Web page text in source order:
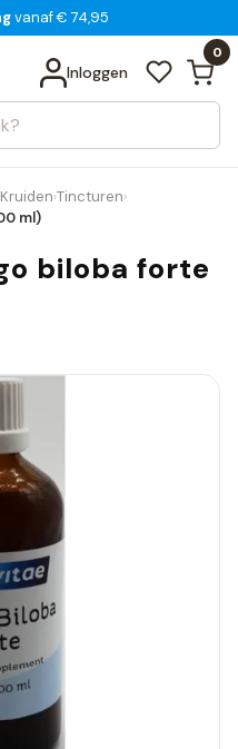
besteld
Inloggen
0
Bekijk alle resultaten
›Tincturen›
ml)
biloba forte